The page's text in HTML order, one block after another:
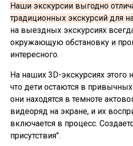
Наши экскурсии выгодно
традиционных экскурсий для
на выездных экскурсиях
окружающую обстановку и
интересного.
На наших 3D-экскурсиях этого
что дети остаются в
они находятся в темноте
видеоряд на экране, и их
включается в процесс.
присутствия".